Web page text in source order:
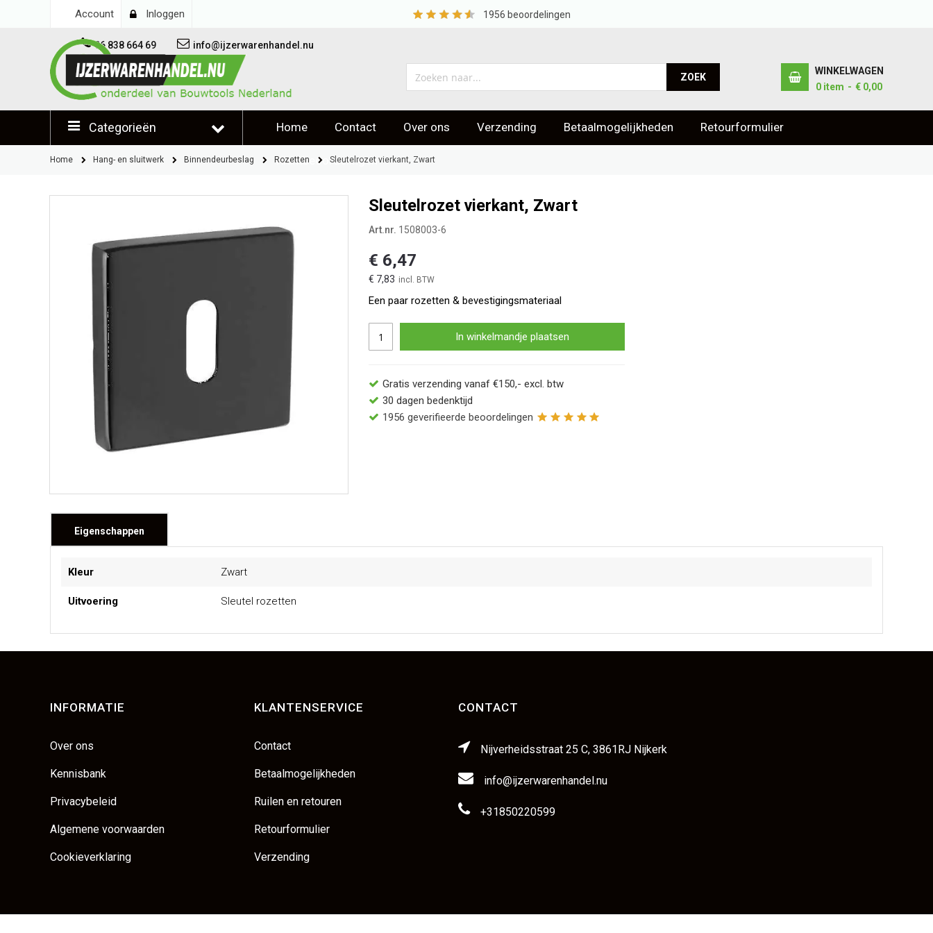
Account Inloggen 1956 beoordelingen
06 838 664 69 info@ijzerwarenhandel.nu
ZOEK
WINKELWAGEN
0 item € 0,00
Categorieën Home Contact Over ons Verzending Betaalmogelijkheden Retourformulier
Klantbeoordelingen
Home Hang- en sluitwerk Binnendeurbeslag Rozetten Sleutelrozet vierkant, Zwart
Sleutelrozet vierkant, Zwart
Art.nr. 1508003-6
€ 7,83
€ 6,47
Een paar rozetten & bevestigingsmateriaal
In winkelmandje plaatsen
Gratis verzending vanaf €150,- excl. btw
30 dagen bedenktijd
1956 geverifieerde beoordelingen
Eigenschappen
informatie
Kleur Zwart
Uitvoering Sleutel rozetten
INFORMATIE
Over ons
Kennisbank
Privacybeleid
Algemene voorwaarden
Cookieverklaring
KLANTENSERVICE
Contact
Betaalmogelijkheden
Ruilen en retouren
Retourformulier
Verzending
CONTACT
Nijverheidsstraat 25 C, 3861RJ Nijkerk
info@ijzerwarenhandel.nu
+31850220599